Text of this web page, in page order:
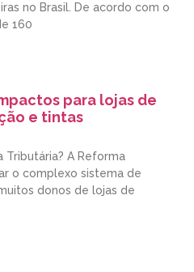
no Brasil. De acordo com o
160
para lojas de
e tintas
Tributária? A Reforma
o complexo sistema de
donos de lojas de